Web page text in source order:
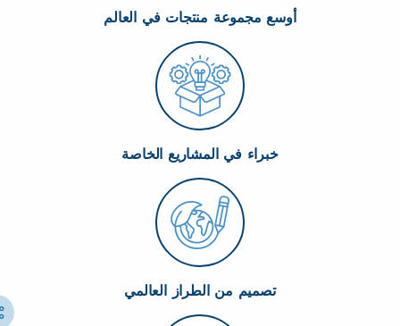
أوسع مجموعة منتجات في العالم
خبراء في المشاريع الخاصة
تصميم من الطراز العالمي